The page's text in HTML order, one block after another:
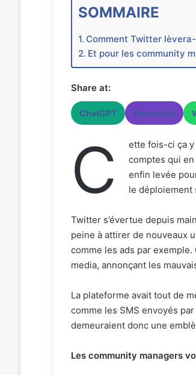
SOMMAIRE
Comment Twitter
Et pour les community
Share at:
ChatGPT Perplexity
C
ette fois-ci ça y
comptes qui
enfin levée
le déploiement
Twitter s’évertue depuis
peine à attirer de nouveaux
comme les ads par
media, annonçant les
La plateforme avait tout de
comme les SMS envoyés
demeuraient donc une
Les community managers